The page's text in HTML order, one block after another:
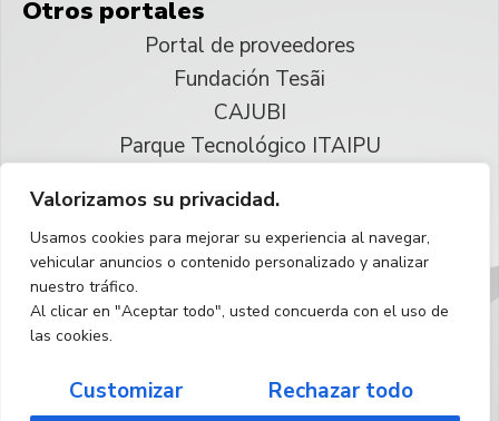
Valorizamos su privacidad.
Usamos cookies para mejorar su experiencia al navegar,
vehicular anuncios o contenido personalizado y analizar
nuestro tráfico.
Al clicar en "Aceptar todo", usted concuerda con el uso de
las cookies.
Customizar Rechazar todo
Otros portales
Portal de proveedores
Fundación Tesãi
CAJUBI
Parque Tecnológico ITAIPU
Reservados todos los derechos
Español